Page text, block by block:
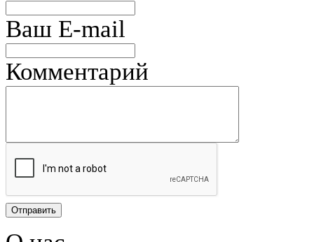
Ваш E-mail
Комментарий